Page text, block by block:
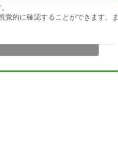
的に確認することができます。ま